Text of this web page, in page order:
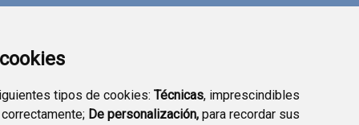
tipos de cookies: Técnicas, imprescindibles
De personalización, para recordar sus